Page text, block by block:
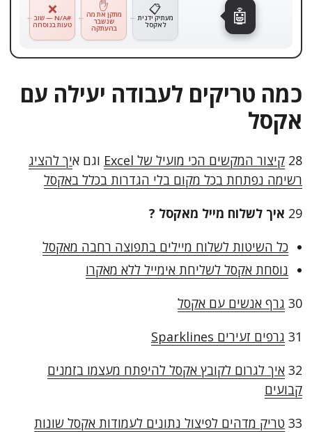
❌
#N/A — שוב
טעות בנוסחה
✋
מתקן את מה
שנשבר
בהעתקה
📋
מעתיק ידנית
לאקסל
כמה טריקים לעבודה יעילה עם
אקסל
28 קיצור המקשים הכי מועיל של Excel וגם איך להציג
רשימה נפתחת בכל מקום בלי הגדרות בכלל באקסל
29 איך לשלוח מייל מאקסל ?
כל השיטות לשלוח מיילים בתפוצה רחבה מאקסל
נוסחת אקסל לשליחת אימייל ללא מאקרו
30 גרף אנשים עם אקסל
31 גרפים זעירים Sparklines
32 איך לגרום לקובץ אקסל להיפתח מעצמו בזמנים
קבועים
33 טריק מדהים לפיצול נתונים לעמודות אקסל שונות